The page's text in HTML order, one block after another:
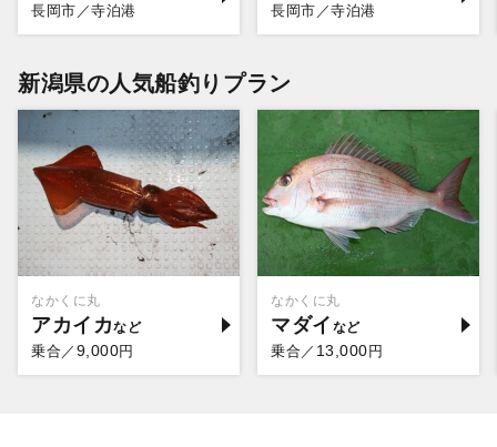
長岡市／寺泊港 長岡市／寺泊港
新潟県の人気船釣りプラン
なかくに丸
アカイカ
乗合／ 9,000円
なかくに丸
マダイ
乗合／ 13,000円